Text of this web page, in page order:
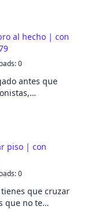
nuestra
roja.
al hecho | con
0
antes que
el 27 de
piso | con
0
que cruzar
que no te